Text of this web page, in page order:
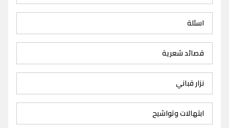
اسئلة
قصائد شعرية
نزار قباني
ابتهالات وتواشيح